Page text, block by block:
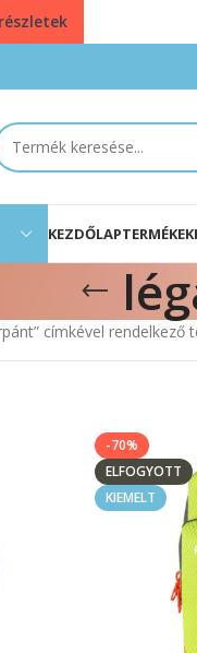
KEZDŐLAPTERMÉKEK
címkével rendelkező
-70%
ELFOGYOTT
KIEMELT
részletek